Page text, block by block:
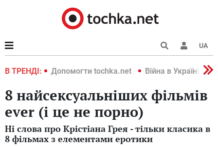
UA
В ТРЕНДІ:
2022 Допомогти tochka.net Війна в Україні 2022
8 найсексуальніших фільмів
ever (і це не порно)
Ні слова про Крістіана Грея - тільки класика в
8 фільмах з елементами еротики